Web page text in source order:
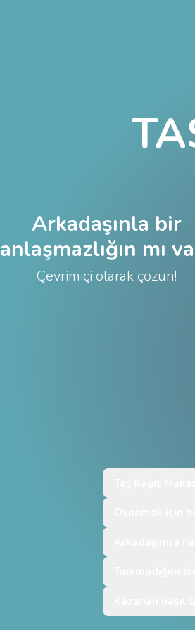
Arkadaşınla bir
anlaşmazlığın mı
Çevrimiçi olarak çözün!